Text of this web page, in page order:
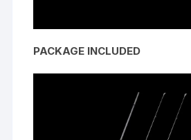
PACKAGE INCLUDED